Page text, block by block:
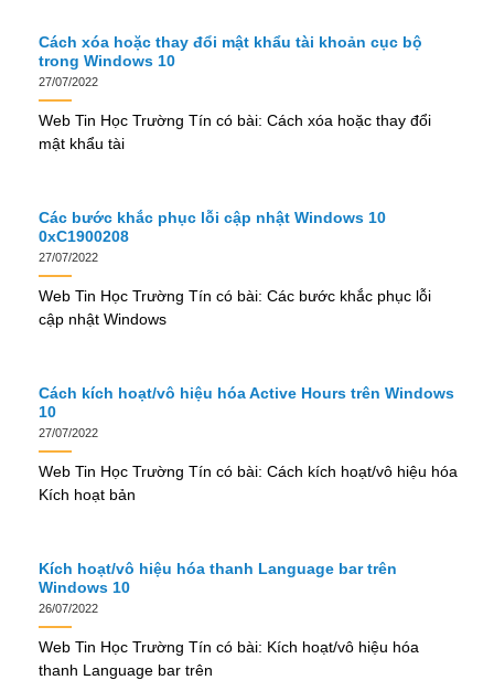
Cách xóa hoặc thay đổi mật khẩu tài khoản cục bộ
trong Windows 10
27/07/2022
Web Tin Học Trường Tín có bài: Cách xóa hoặc thay đổi
mật khẩu tài
Các bước khắc phục lỗi cập nhật Windows 10
0xC1900208
27/07/2022
Web Tin Học Trường Tín có bài: Các bước khắc phục lỗi
cập nhật Windows
Cách kích hoạt/vô hiệu hóa Active Hours trên Windows
10
27/07/2022
Web Tin Học Trường Tín có bài: Cách kích hoạt/vô hiệu hóa
Kích hoạt bản
Kích hoạt/vô hiệu hóa thanh Language bar trên
Windows 10
26/07/2022
Web Tin Học Trường Tín có bài: Kích hoạt/vô hiệu hóa
thanh Language bar trên